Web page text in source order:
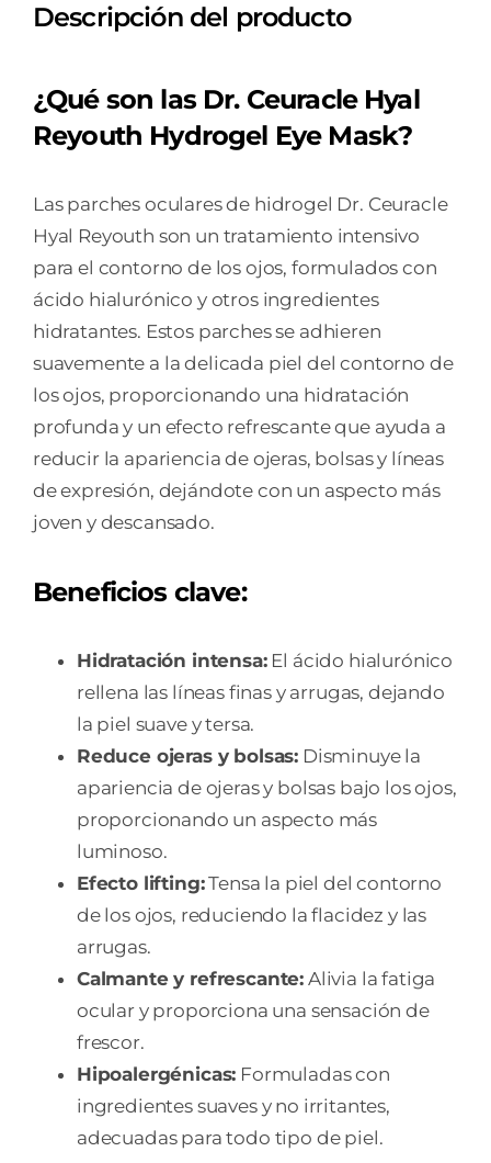
HYDROGEL
90G
cantidad
Descripción del producto
¿Qué son las Dr. Ceuracle Hyal
Reyouth Hydrogel Eye Mask?
Las parches oculares de hidrogel Dr. Ceuracle
Hyal Reyouth son un tratamiento intensivo
para el contorno de los ojos, formulados con
ácido hialurónico y otros ingredientes
hidratantes. Estos parches se adhieren
suavemente a la delicada piel del contorno de
los ojos, proporcionando una hidratación
profunda y un efecto refrescante que ayuda a
reducir la apariencia de ojeras, bolsas y líneas
de expresión, dejándote con un aspecto más
joven y descansado.
Beneficios clave:
Hidratación intensa:El ácido hialurónico
rellena las líneas finas y arrugas, dejando
la piel suave y tersa.
Reduce ojeras y bolsas: Disminuye la
apariencia de ojeras y bolsas bajo los ojos,
proporcionando un aspecto más
luminoso.
Efecto lifting:Tensa la piel del contorno
de los ojos, reduciendo la flacidez y las
arrugas.
Calmante y refrescante: Alivia la fatiga
ocular y proporciona una sensación de
frescor.
Hipoalergénicas: Formuladas con
ingredientes suaves y no irritantes,
adecuadas para todo tipo de piel.